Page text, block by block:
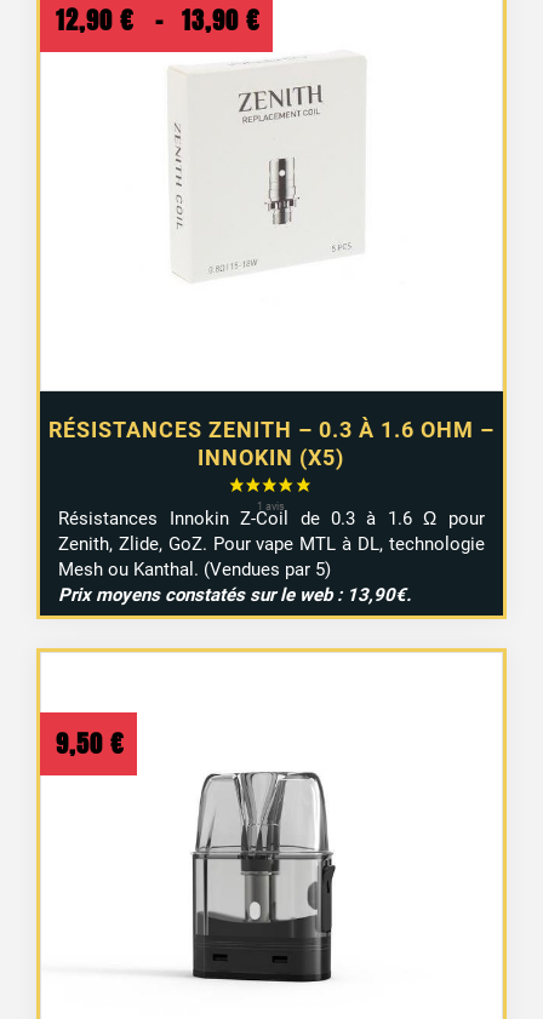
RÉSISTANCES ZENITH – 0.3 À 1.6 OHM –
INNOKIN (X5)
12,90 € – 13,90 €
de
prix :
12,90 €
à
13,90 €
Résistances Innokin Z-Coil de 0.3 à 1.6 Ω pour
Zenith, Zlide, GoZ. Pour vape MTL à DL, technologie
Mesh ou Kanthal. (Vendues par 5)
Prix moyens constatés sur le web : 13,90€.
9,50 €